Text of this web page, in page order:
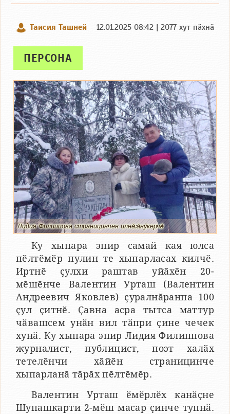
Таисия Ташней 12.01.2025 08:42 | 2077 хут пӑхнӑ
ПЕРСОНА
Лидия Филиппова страницинчен илнӗ сӑнӳкерчӗк
Ку хыпара эпир самай кая юлса
пӗлтӗмӗр пулин те хыпарласах килчӗ.
Иртнӗ ҫулхи раштав уйӑхӗн 20-
мӗшӗнче Валентин Урташ (Валентин
Андреевич Яковлев) ҫуралнӑранпа 100
ҫул ҫитнӗ. Ҫавна асра тытса маттур
чӑвашсем унӑн вил тӑпри ҫине чечек
хунӑ. Ку хыпара эпир Лидия Филиппова
журналист, публицист, поэт халӑх
тетелӗнчи хӑйӗн страницинче
хыпарланӑ тӑрӑх пӗлтӗмӗр.
Валентин Урташ ӗмӗрлӗх канӑҫне
Шупашкарти 2-мӗш масар ҫинче тупнӑ.